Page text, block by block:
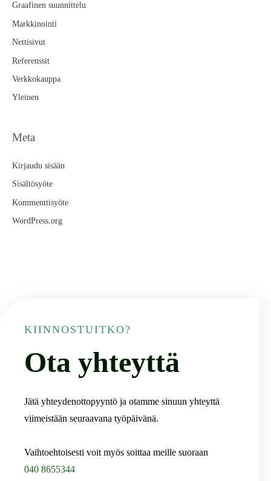
Graafinen suunnittelu
Markkinointi
Nettisivut
Referenssit
Verkkokauppa
Yleinen
Meta
Kirjaudu sisään
Sisältösyöte
Kommenttisyöte
WordPress.org
KIINNOSTUITKO?
Ota yhteyttä
Jätä yhteydenottopyyntö ja otamme sinuun yhteyttä
viimeistään seuraavana työpäivänä.
Vaihtoehtoisesti voit myös soittaa meille suoraan
040 8655344